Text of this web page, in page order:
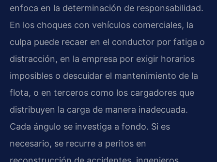
enfoca en la determinación de responsabilidad.
En los choques con vehículos comerciales, la
culpa puede recaer en el conductor por fatiga o
distracción, en la empresa por exigir horarios
imposibles o descuidar el mantenimiento de la
flota, o en terceros como los cargadores que
distribuyen la carga de manera inadecuada.
Cada ángulo se investiga a fondo. Si es
necesario, se recurre a peritos en